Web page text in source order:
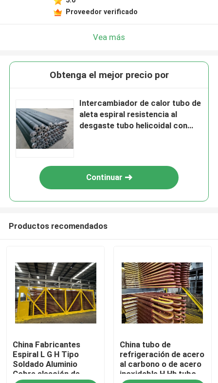
En casa
Productos
Sobre nosotros
Proveedor verificado
Vea más
Obtenga el mejor precio por
Intercambiador de calor tubo de
aleta espiral resistencia al
desgaste tubo helicoidal con
Continuar
Productos recomendados
China Fabricantes
Espiral L G H Tipo
Soldado Aluminio
Cobre aleación de
China tubo de
refrigeración de acero
al carbono o de acero
inoxidable H Hh tubo